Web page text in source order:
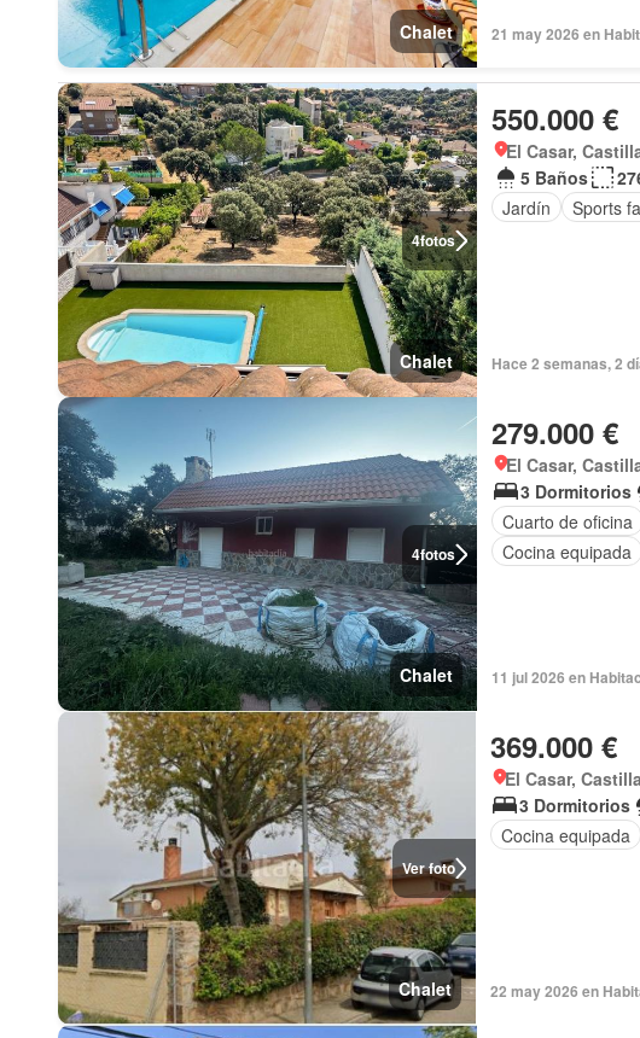
Chalet 21 may 2026 en
4fotos
Chalet
550.000 €
El Casar,
5 Baños
Jardín
Sports
Hace 2 semanas, 2
4fotos
Chalet
279.000 €
El Casar,
3 Dormitorios
Cuarto de oficina
Cocina equipada
11 jul 2026 en
Ver foto
Chalet
369.000 €
El Casar,
3 Dormitorios
Cocina equipada
22 may 2026 en